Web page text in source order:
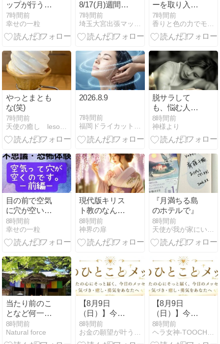
ップが行うこ
とができる事
一覧／内容更
新しました。
7時間前
幸せの一粒
8/17(月)週間ス
ケジュール
7時間前
ーを取り入れ
る
7時間前
やっとまとも
な(笑)
7時間前
2026.8.9
7時間前
福岡ドライカット空気と水の美容室ｊｕｓｅｌひと言日記
脱サラして
も、悩む人は
悩む
8時間前
神様より
目の前で空気
に穴が空いた
(最終編)邪悪
な群衆の視線
と空中の笑い
8時間前
幸せの一粒
現代版キリス
ト教のなんと
か連合を霊視
8時間前
神界の扉
『月満ちる島
のホテルで』
8時間前
当たり前のこ
となど何一つ
ない
8時間前
Natural force
【8月9日
（日）】今日
のひとことメ
ッセージ
8時間前
お金の願望が叶う天珠ブレスと悩みスッキリ霊視相談
【8月9日
（日）】今日
のひとことメ
ッセージ
8時間前
ヘラ女神-TOOCHIYANのサロン